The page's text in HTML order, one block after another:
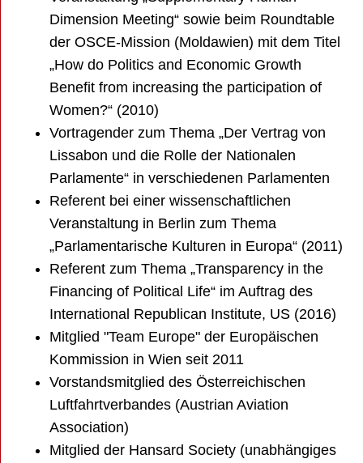
Dimension Meeting“ sowie beim Roundtable
der OSCE-Mission (Moldawien) mit dem Titel
„How do Politics and Economic Growth
Benefit from increasing the participation of
Women?“ (2010)
Vortragender zum Thema „Der Vertrag von
Lissabon und die Rolle der Nationalen
Parlamente“ in verschiedenen Parlamenten
Referent bei einer wissenschaftlichen
Veranstaltung in Berlin zum Thema
„Parlamentarische Kulturen in Europa“ (2011)
Referent zum Thema „Transparency in the
Financing of Political Life“ im Auftrag des
International Republican Institute, US (2016)
Mitglied "Team Europe" der Europäischen
Kommission in Wien seit 2011
Vorstandsmitglied des Österreichischen
Luftfahrtverbandes (Austrian Aviation
Association)
Mitglied der Hansard Society (unabhängiges